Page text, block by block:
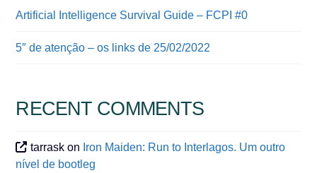
Artificial Intelligence Survival Guide – FCPI #0
5″ de atenção – os links de 25/02/2022
RECENT COMMENTS
tarrask on Iron Maiden: Run to Interlagos. Um outro
nível de bootleg